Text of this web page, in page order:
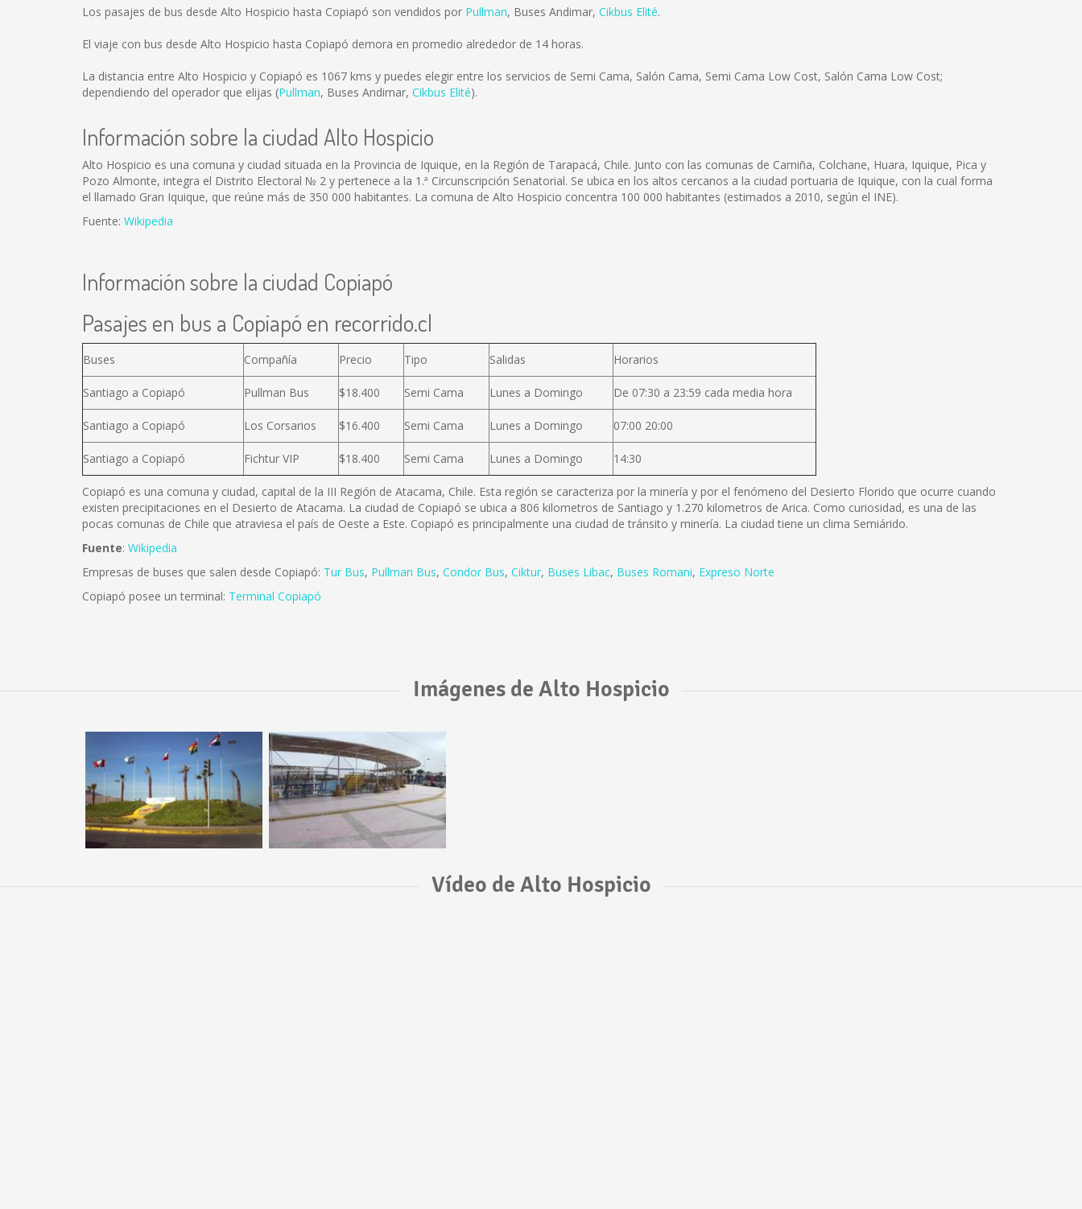
Los pasajes de bus desde Alto Hospicio hasta Copiapó son vendidos por Pullman, Buses Andimar, Cikbus Elité.
El viaje con bus desde Alto Hospicio hasta Copiapó demora en promedio alrededor de 14 horas.
La distancia entre Alto Hospicio y Copiapó es 1067 kms y puedes elegir entre los servicios de Semi Cama, Salón Cama, Semi Cama Low Cost, Salón Cama Low Cost;
dependiendo del operador que elijas (Pullman, Buses Andimar, Cikbus Elité).
Información sobre la ciudad Alto Hospicio
Alto Hospicio es una comuna y ciudad situada en la Provincia de Iquique, en la Región de Tarapacá, Chile. Junto con las comunas de Camiña, Colchane, Huara, Iquique, Pica y
Pozo Almonte, integra el Distrito Electoral № 2 y pertenece a la 1.ª Circunscripción Senatorial. Se ubica en los altos cercanos a la ciudad portuaria de Iquique, con la cual forma
el llamado Gran Iquique, que reúne más de 350 000 habitantes. La comuna de Alto Hospicio concentra 100 000 habitantes (estimados a 2010, según el INE).
Fuente: Wikipedia
Información sobre la ciudad Copiapó
Pasajes en bus a Copiapó en recorrido.cl
Buses Compañía Precio Tipo Salidas Horarios
Santiago a Copiapó Pullman Bus $18.400 Semi Cama Lunes a Domingo De 07:30 a 23:59 cada media hora
Santiago a Copiapó Los Corsarios $16.400 Semi Cama Lunes a Domingo 07:00 20:00
Santiago a Copiapó Fichtur VIP $18.400 Semi Cama Lunes a Domingo 14:30
Copiapó es una comuna y ciudad, capital de la III Región de Atacama, Chile. Esta región se caracteriza por la minería y por el fenómeno del Desierto Florido que ocurre cuando
existen precipitaciones en el Desierto de Atacama. La ciudad de Copiapó se ubica a 806 kilometros de Santiago y 1.270 kilometros de Arica. Como curiosidad, es una de las
pocas comunas de Chile que atraviesa el país de Oeste a Este. Copiapó es principalmente una ciudad de tránsito y minería. La ciudad tiene un clima Semiárido.
Fuente: Wikipedia
Empresas de buses que salen desde Copiapó: Tur Bus, Pullman Bus, Condor Bus, Ciktur, Buses Libac, Buses Romani, Expreso Norte
Copiapó posee un terminal: Terminal Copiapó
Imágenes de Alto Hospicio
Vídeo de Alto Hospicio